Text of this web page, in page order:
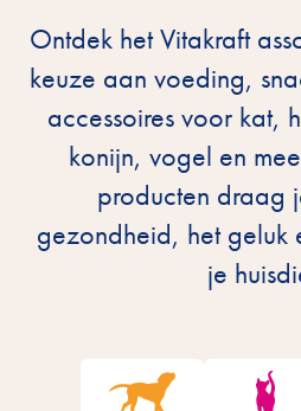
Ontdek het Vitakraft
keuze aan voeding,
accessoires voor kat,
konijn, vogel en
producten draag
gezondheid, het geluk
je